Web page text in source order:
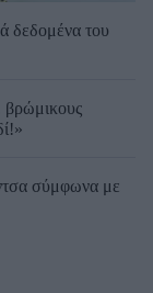
δεδομένα του
βρώμικους
σύμφωνα με